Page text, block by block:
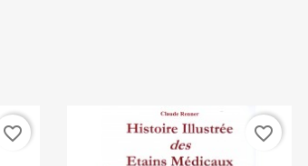
favorite_border favorite_border